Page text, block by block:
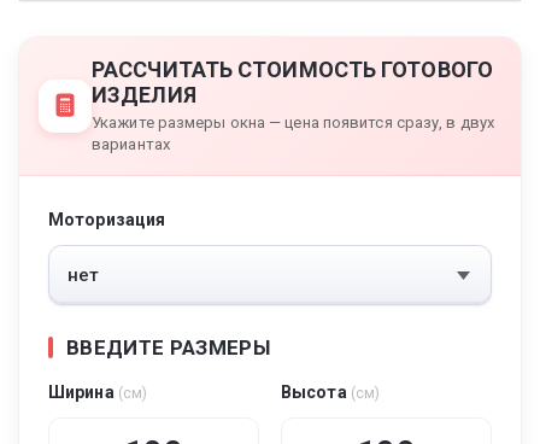
РАССЧИТАТЬ СТОИМОСТЬ ГОТОВОГО
ИЗДЕЛИЯ
Укажите размеры окна — цена появится сразу, в двух
вариантах
Моторизация
ВВЕДИТЕ РАЗМЕРЫ
Ширина (см) Высота (см)